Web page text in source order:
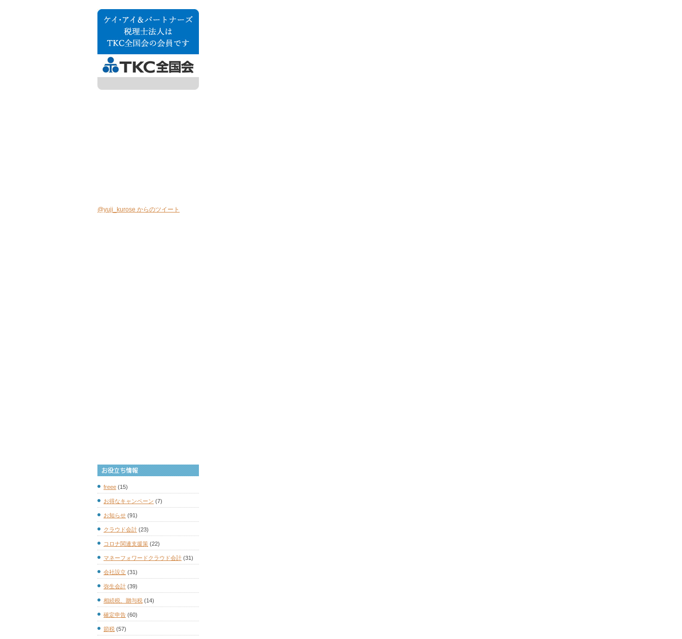
@yuji_kurose からのツイート
freee (15)
お得なキャンペーン (7)
お知らせ (91)
クラウド会計 (23)
コロナ関連支援策 (22)
マネーフォワードクラウド会計 (31)
会社設立 (31)
弥生会計 (39)
相続税、贈与税 (14)
確定申告 (60)
節税 (57)